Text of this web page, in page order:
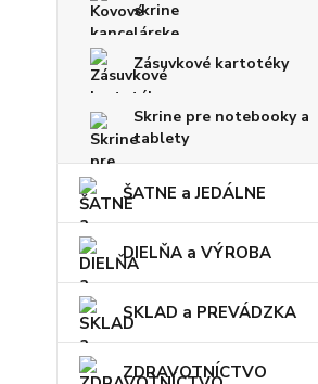
skrine
Zásuvkové kartotéky
Skrine pre notebooky a
tablety
ŠATNE a JEDÁLNE
DIELŇA a VÝROBA
SKLAD a PREVÁDZKA
ZDRAVOTNÍCTVO